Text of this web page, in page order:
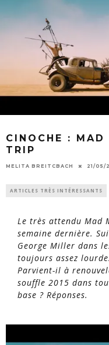
CINOCHE : MAD
TRIP
MELITA BREITCBACH 21/05/
ARTICLES TRÈS INTÉRESSANTS
Le très attendu Mad
semaine dernière.
George Miller dans
toujours assez
Parvient-il à
souffle 2015 dans
base ? Réponses.